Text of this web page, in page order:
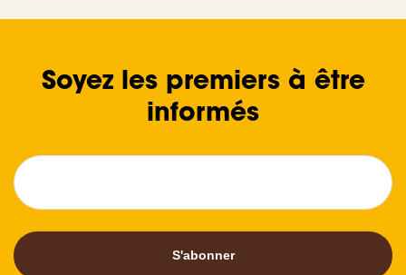
Soyez les premiers à être
informés
S'abonner